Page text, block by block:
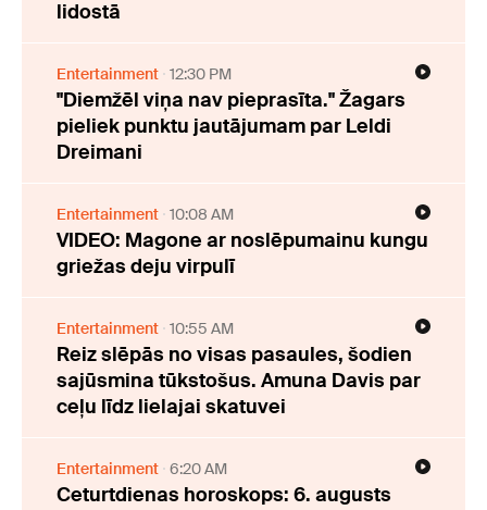
lidostā
Entertainment 12:30 PM
"Diemžēl viņa nav pieprasīta." Žagars
pieliek punktu jautājumam par Leldi
Dreimani
Entertainment 10:08 AM
VIDEO: Magone ar noslēpumainu kungu
griežas deju virpulī
Entertainment 10:55 AM
Reiz slēpās no visas pasaules, šodien
sajūsmina tūkstošus. Amuna Davis par
ceļu līdz lielajai skatuvei
Entertainment 6:20 AM
Ceturtdienas horoskops: 6. augusts